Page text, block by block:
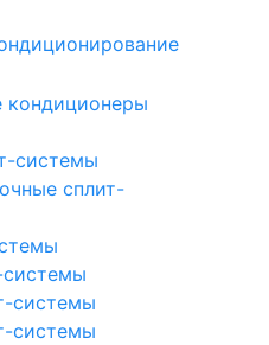
системы
сплит-
системы
системы
системы